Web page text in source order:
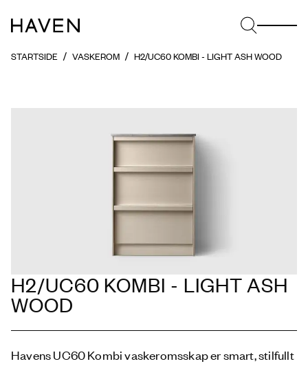
STARTSIDE VASKEROM H2/UC60 KOMBI - LIGHT ASH WOOD
H2/UC60 KOMBI - LIGHT ASH
WOOD
Havens UC60 Kombi vaskeromsskap er smart, stilfullt